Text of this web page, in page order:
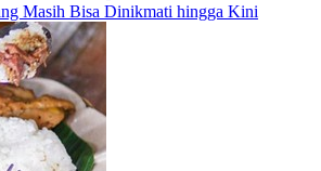
Masih Bisa Dinikmati hingga Kini